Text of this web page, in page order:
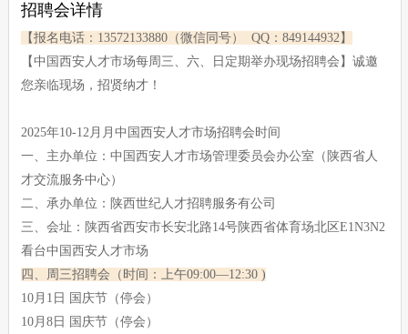
招聘会详情
【报名电话：13572133880（微信同号） QQ：849144932】
【中国西安人才市场每周三、六、日定期举办现场招聘会】诚邀
您亲临现场，招贤纳才！
2025年10-12月月中国西安人才市场招聘会时间
一、主办单位：中国西安人才市场管理委员会办公室（陕西省人
才交流服务中心）
二、承办单位：陕西世纪人才招聘服务有公司
三、会址：陕西省西安市长安北路14号陕西省体育场北区E1N3N2
看台中国西安人才市场
四、周三招聘会（时间：上午09:00—12:30 )
10月1日 国庆节（停会）
10月8日 国庆节（停会）